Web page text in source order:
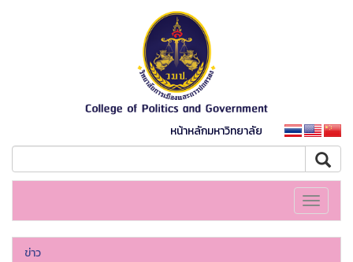
หน้าหลักมหาวิทยาลัย
Toggle
ข่าว